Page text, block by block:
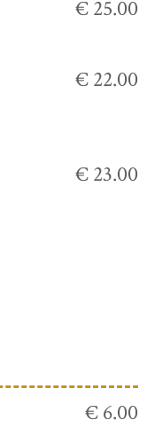
€ 25.00
€ 22.00
€ 23.00
€ 6.00